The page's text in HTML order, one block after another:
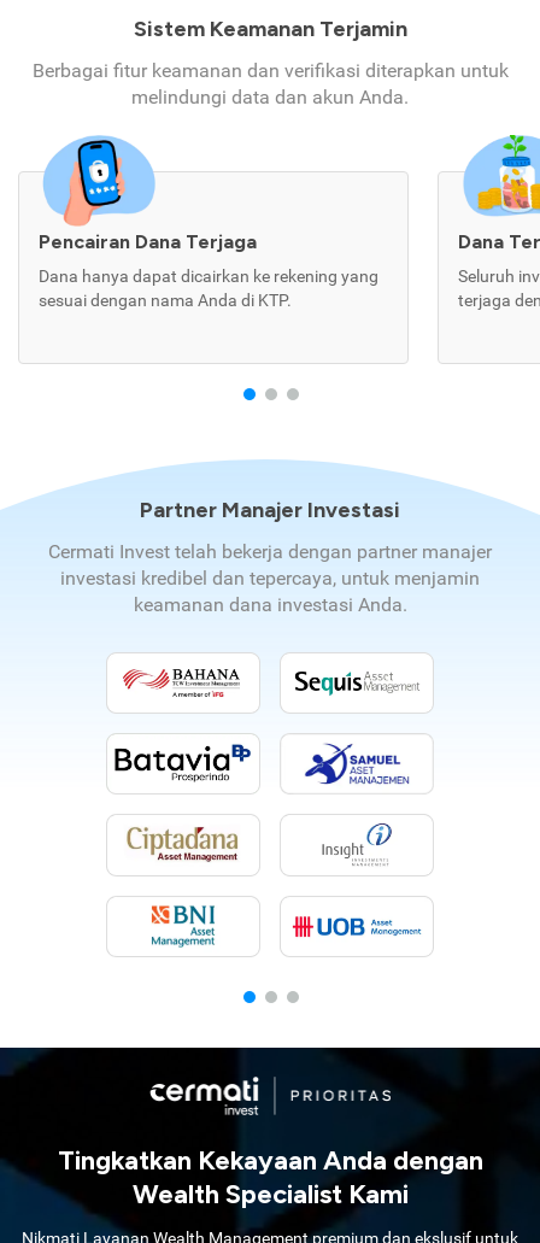
Sistem Keamanan Terjamin
Berbagai fitur keamanan dan verifikasi diterapkan untuk
melindungi data dan akun Anda.
Pencairan Dana Terjaga
Dana hanya dapat dicairkan ke rekening yang
sesuai dengan nama Anda di KTP.
Dana
Seluruh
terjaga
Partner Manajer Investasi
Cermati Invest telah bekerja dengan partner manajer
investasi kredibel dan tepercaya, untuk menjamin
keamanan dana investasi Anda.
Tingkatkan Kekayaan Anda dengan
Wealth Specialist Kami
Nikmati Layanan Wealth Management premium dan ekslusif untuk